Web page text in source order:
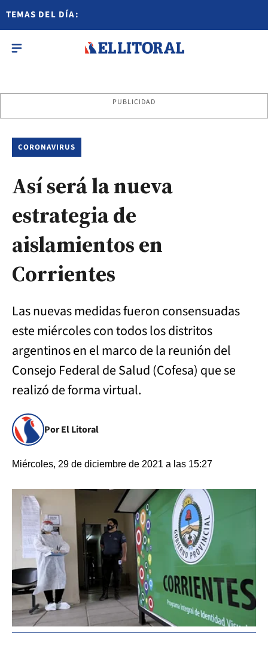
TEMAS DEL DÍA:
PUBLICIDAD
CORONAVIRUS
Así será la nueva
estrategia de
aislamientos en
Corrientes
Las nuevas medidas fueron consensuadas
este miércoles con todos los distritos
argentinos en el marco de la reunión del
Consejo Federal de Salud (Cofesa) que se
realizó de forma virtual.
Por El Litoral
Miércoles, 29 de diciembre de 2021 a las 15:27